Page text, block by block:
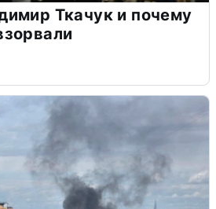
Ткачук и почему